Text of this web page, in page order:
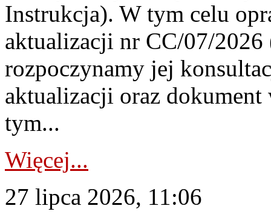
Instrukcja). W tym celu
aktualizacji nr CC/07/
rozpoczynamy jej
aktualizacji oraz
tym...
Więcej...
27 lipca 2026, 11:06